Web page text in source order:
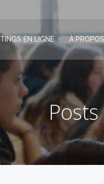
EN LIGNE À PROPOS